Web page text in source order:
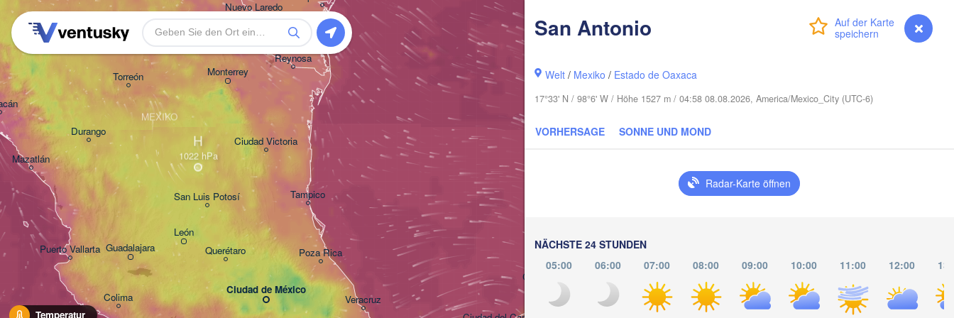
Anmelden myVentusky Vorhersage
San Antonio
Welt / Mexiko / Estado de Oaxaca
17°33' N / 98°6' W / Höhe 1527 m / 04:58 08.08.2026, America/Mexico_City (UTC-6)
VORHERSAGE SONNE UND MOND
Radar-Karte öffnen
NÄCHSTE 24 STUNDEN
05:00
06:00 07:00 08:00 09:00 10:00 11:00 12:00
Temperatur
Durango
Torreón
Monclova
Hidalgo
del Parral
Mazatlán
MEXIKO
Guadalajara
León
Puerto Vallarta
Colima
Monterrey
Reynosa
San Luis Potosí
Ciudad Victoria
Tampico
Nuevo Laredo
Ciudad de México
Querétaro
Campeche
Poza Rica
Veracruz
Cape Coral
Pinar del Río
Mérida
H